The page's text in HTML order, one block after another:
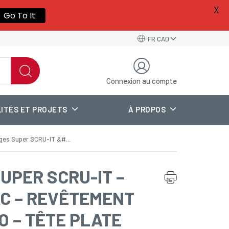
FR CAD
Connexion au compte
ET PROJETS À PROPOS
Super SCRU-IT &#...
SCRU-IT –
– REVÊTEMENT
– TÊTE PLATE
new
Go To It X